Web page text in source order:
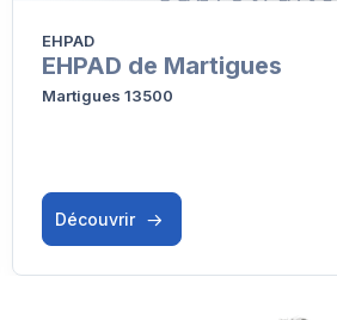
EHPAD
EHPAD de Martigues
Martigues 13500
Découvrir